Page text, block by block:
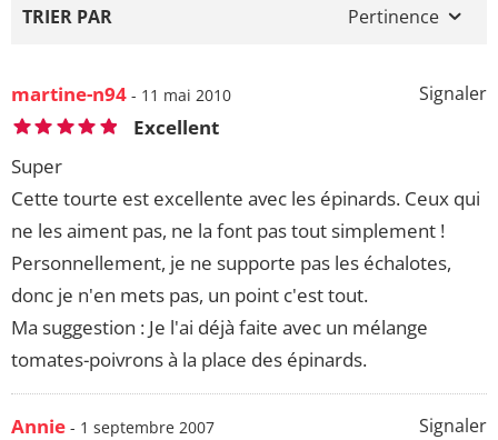
TRIER PAR Pertinence
Signaler
martine-n94 - 11 mai 2010
Excellent
Super
Cette tourte est excellente avec les épinards. Ceux qui
ne les aiment pas, ne la font pas tout simplement !
Personnellement, je ne supporte pas les échalotes,
donc je n'en mets pas, un point c'est tout.
Ma suggestion : Je l'ai déjà faite avec un mélange
tomates-poivrons à la place des épinards.
Signaler
Annie - 1 septembre 2007